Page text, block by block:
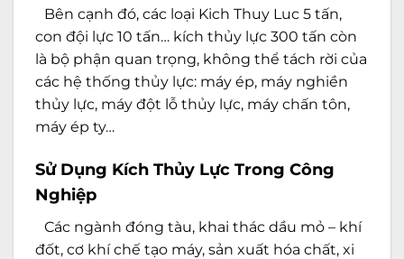
Bên cạnh đó, các loại Kich Thuy Luc 5 tấn,
con đội lực 10 tấn… kích thủy lực 300 tấn còn
là bộ phận quan trọng, không thể tách rời của
các hệ thống thủy lực: máy ép, máy nghiền
thủy lực, máy đột lỗ thủy lực, máy chấn tôn,
máy ép ty…
Sử Dụng Kích Thủy Lực Trong Công
Nghiệp
Các ngành đóng tàu, khai thác dầu mỏ – khí
đốt, cơ khí chế tạo máy, sản xuất hóa chất, xi